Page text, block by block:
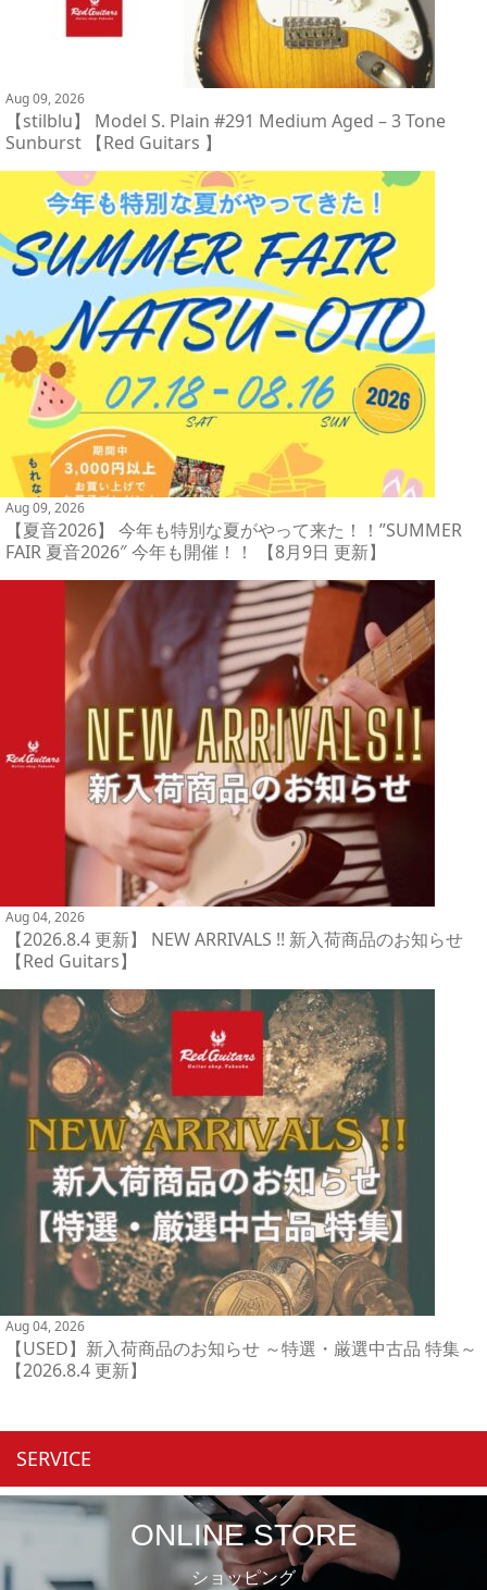
Aug 09, 2026
【stilblu】 Model S. Plain #291 Medium Aged – 3 Tone
Sunburst 【Red Guitars 】
Aug 09, 2026
【夏音2026】 今年も特別な夏がやって来た！！”SUMMER
FAIR 夏音2026″ 今年も開催！！ 【8月9日 更新】
Aug 04, 2026
【2026.8.4 更新】 NEW ARRIVALS !! 新入荷商品のお知らせ
【Red Guitars】
Aug 04, 2026
【USED】新入荷商品のお知らせ ～特選・厳選中古品 特集～
【2026.8.4 更新】
SERVICE
ONLINE STORE
ショッピング